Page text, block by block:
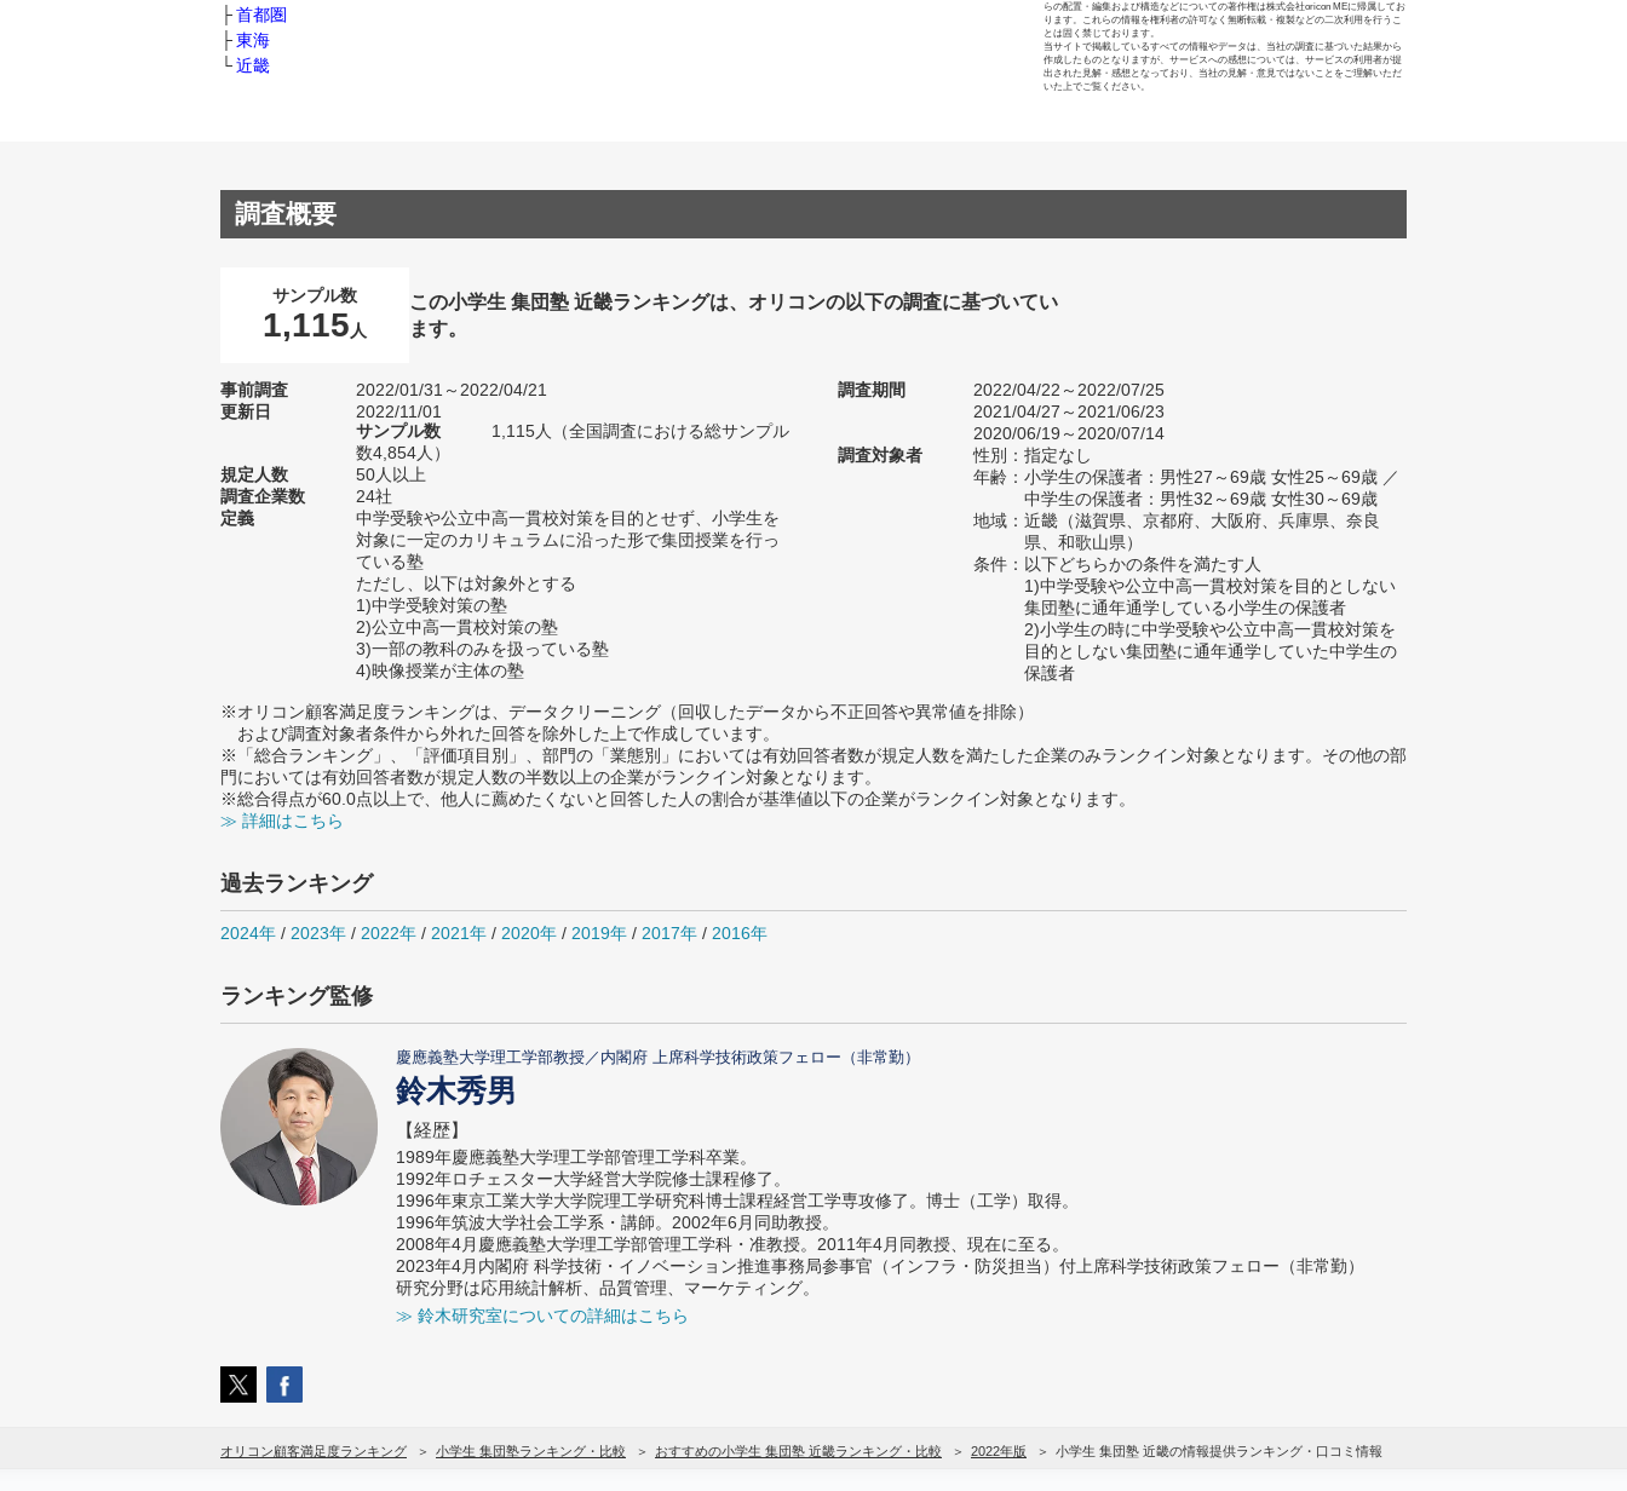
首都圏
東海
近畿
らの配置・編集および構造などについての著作権は株式会社oricon MEに帰属してお
ります。これらの情報を権利者の許可なく無断転載・複製などの二次利用を行うこ
とは固く禁じております。
当サイトで掲載しているすべての情報やデータは、当社の調査に基づいた結果から
作成したものとなりますが、サービスへの感想については、サービスの利用者が提
出された見解・感想となっており、当社の見解・意見ではないことをご理解いただ
いた上でご覧ください。
調査概要
サンプル数
1,115 人
この小学生 集団塾 近畿ランキングは、オリコンの以下の調査に基づいてい
ます。
事前調査
2022/01/31～2022/04/21
更新日
2022/11/01
サンプル数
1,115人（全国調査における総サンプル
数4,854人）
規定人数
50人以上
調査企業数
24社
定義
中学受験や公立中高一貫校対策を目的とせず、小学生を
対象に一定のカリキュラムに沿った形で集団授業を行っ
ている塾
ただし、以下は対象外とする
1)中学受験対策の塾
2)公立中高一貫校対策の塾
3)一部の教科のみを扱っている塾
4)映像授業が主体の塾
調査期間
2022/04/22～2022/07/25
2021/04/27～2021/06/23
2020/06/19～2020/07/14
調査対象者
性別：指定なし
年齢：小学生の保護者：男性27～69歳 女性25～69歳 ／
中学生の保護者：男性32～69歳 女性30～69歳
地域：近畿（滋賀県、京都府、大阪府、兵庫県、奈良
県、和歌山県）
条件：以下どちらかの条件を満たす人
1)中学受験や公立中高一貫校対策を目的としない
集団塾に通年通学している小学生の保護者
2)小学生の時に中学受験や公立中高一貫校対策を
目的としない集団塾に通年通学していた中学生の
保護者
※オリコン顧客満足度ランキングは、データクリーニング（回収したデータから不正回答や異常値を排除）
および調査対象者条件から外れた回答を除外した上で作成しています。
※「総合ランキング」、「評価項目別」、部門の「業態別」においては有効回答者数が規定人数を満たした企業のみランクイン対象となります。その他の部
門においては有効回答者数が規定人数の半数以上の企業がランクイン対象となります。
※総合得点が60.0点以上で、他人に薦めたくないと回答した人の割合が基準値以下の企業がランクイン対象となります。
≫ 詳細はこちら
過去ランキング
2024年 / 2023年 / 2022年 / 2021年 / 2020年 / 2019年 / 2017年 / 2016年
ランキング監修
慶應義塾大学理工学部教授／内閣府 上席科学技術政策フェロー（非常勤）
鈴木秀男
【経歴】
1989年慶應義塾大学理工学部管理工学科卒業。
1992年ロチェスター大学経営大学院修士課程修了。
1996年東京工業大学大学院理工学研究科博士課程経営工学専攻修了。博士（工学）取得。
1996年筑波大学社会工学系・講師。2002年6月同助教授。
2008年4月慶應義塾大学理工学部管理工学科・准教授。2011年4月同教授、現在に至る。
2023年4月内閣府 科学技術・イノベーション推進事務局参事官（インフラ・防災担当）付上席科学技術政策フェロー（非常勤）
研究分野は応用統計解析、品質管理、マーケティング。
≫ 鈴木研究室についての詳細はこちら
オリコン顧客満足度ランキング 小学生 集団塾ランキング・比較 おすすめの小学生 集団塾 近畿ランキング・比較 2022年版 小学生 集団塾 近畿の情報提供ランキング・口コミ情報